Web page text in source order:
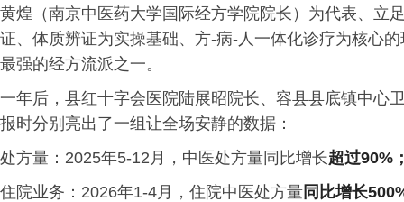
黄煌（南京中医药大学国际经方学院院长）为代表、立
证、体质辨证为实操基础、方-病-人一体化诊疗为核心
最强的经方流派之一。
一年后，县红十字会医院陆展昭院长、容县县底镇中心
报时分别亮出了一组让全场安静的数据：
处方量：2025年5-12月，中医处方量同比增长超过90%
住院业务：2026年1-4月，住院中医处方量 同比增长